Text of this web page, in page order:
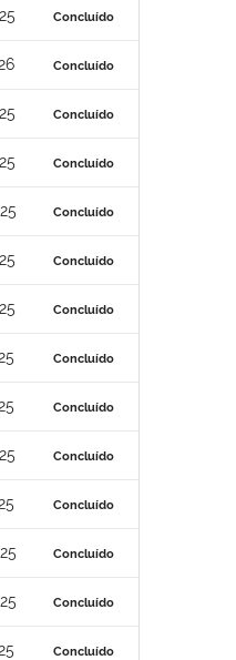
Concluído
Concluído
Concluído
Concluído
Concluído
Concluído
Concluído
Concluído
Concluído
Concluído
Concluído
Concluído
Concluído
Concluído